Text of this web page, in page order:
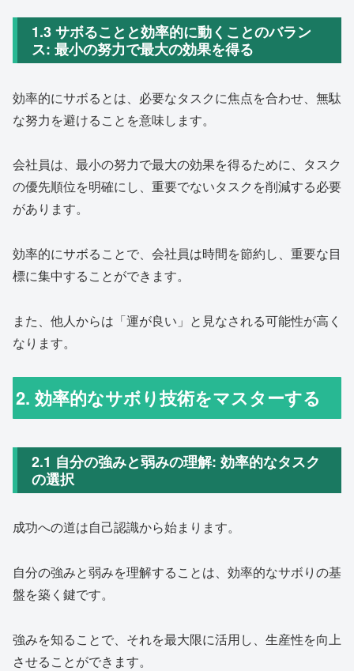
1.3 サボることと効率的に動くことのバラン
ス: 最小の努力で最大の効果を得る
効率的にサボるとは、必要なタスクに焦点を合わせ、無駄
な努力を避けることを意味します。
会社員は、最小の努力で最大の効果を得るために、タスク
の優先順位を明確にし、重要でないタスクを削減する必要
があります。
効率的にサボることで、会社員は時間を節約し、重要な目
標に集中することができます。
また、他人からは「運が良い」と見なされる可能性が高く
なります。
2. 効率的なサボり技術をマスターする
2.1 自分の強みと弱みの理解: 効率的なタスク
の選択
成功への道は自己認識から始まります。
自分の強みと弱みを理解することは、効率的なサボりの基
盤を築く鍵です。
強みを知ることで、それを最大限に活用し、生産性を向上
させることができます。